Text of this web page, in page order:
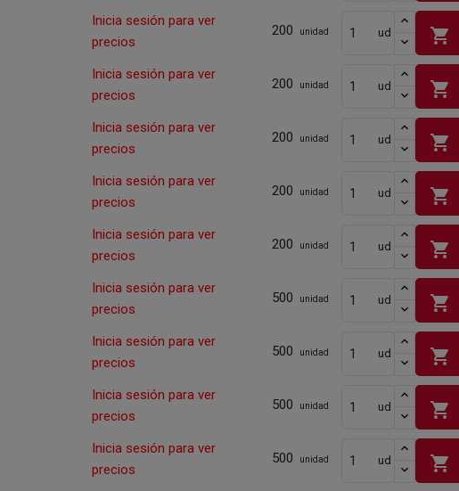
Inicia sesión para ver
precios
200 unidad ud shopping_cart
Inicia sesión para ver
precios
200 unidad ud shopping_cart
Inicia sesión para ver
precios
200 unidad ud shopping_cart
Inicia sesión para ver
precios
200 unidad ud shopping_cart
Inicia sesión para ver
precios
200 unidad ud shopping_cart
Inicia sesión para ver
precios
500 unidad ud shopping_cart
Inicia sesión para ver
precios
500 unidad ud shopping_cart
Inicia sesión para ver
precios
500 unidad ud shopping_cart
Inicia sesión para ver
precios
500 unidad ud shopping_cart